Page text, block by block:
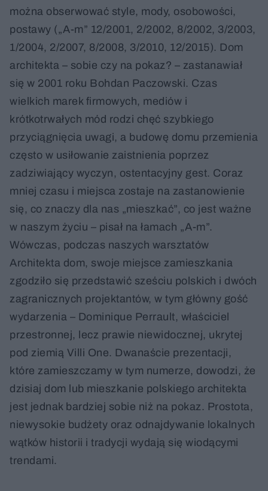
można obserwować style, mody, osobowości,
postawy („A-m” 12/2001, 2/2002, 8/2002, 3/2003,
1/2004, 2/2007, 8/2008, 3/2010, 12/2015). Dom
architekta – sobie czy na pokaz? – zastanawiał
się w 2001 roku Bohdan Paczowski. Czas
wielkich marek firmowych, mediów i
krótkotrwałych mód rodzi chęć szybkiego
przyciągnięcia uwagi, a budowę domu przemienia
często w usiłowanie zaistnienia poprzez
zadziwiający wyczyn, ostentacyjny gest. Coraz
mniej czasu i miejsca zostaje na zastanowienie
się, co znaczy dla nas „mieszkać”, co jest ważne
w naszym życiu – pisał na łamach „A-m”.
Wówczas, podczas naszych warsztatów
Architekta dom, swoje miejsce zamieszkania
zgodziło się przedstawić sześciu polskich i dwóch
zagranicznych projektantów, w tym główny gość
wydarzenia – Dominique Perrault, właściciel
przestronnej, lecz prawie niewidocznej, ukrytej
pod ziemią Villi One. Dwanaście prezentacji,
które zamieszczamy w tym numerze, dowodzi, że
dzisiaj dom lub mieszkanie polskiego architekta
jest jednak bardziej sobie niż na pokaz. Prostota,
niewysokie budżety oraz odnajdywanie lokalnych
wątków historii i tradycji wydają się wiodącymi
trendami.